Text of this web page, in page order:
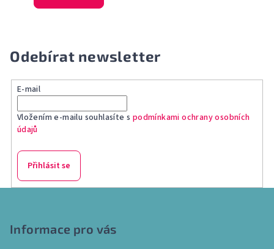
Odebírat newsletter
E-mail
Vložením e-mailu souhlasíte s podmínkami ochrany osobních
údajů
Přihlásit se
Informace pro vás